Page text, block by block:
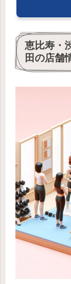
恵比寿・
田の店舗